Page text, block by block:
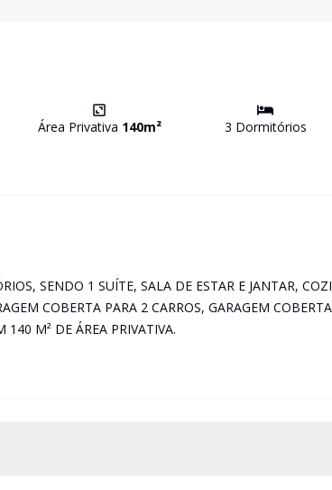
Área Privativa 140m² 3 Dormitórios
SENDO 1 SUÍTE, SALA DE ESTAR E JANTAR,
COBERTA PARA 2 CARROS, GARAGEM
140 M² DE ÁREA PRIVATIVA.